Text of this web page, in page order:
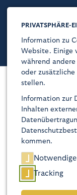
Kaiser-
Über
Glaube
Programm
Besuch
PRIVATSPHÄRE-
Information zu
Website. Einige
während andere
oder zusätzliche
stellen.
Information zur
Inhalten
kommen.
Tracking